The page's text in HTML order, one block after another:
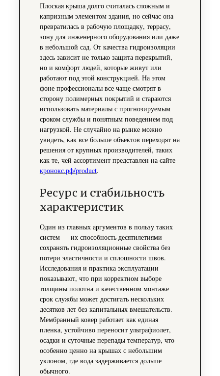
Плоская крыша долго считалась сложным и
капризным элементом здания, но сейчас она
превратилась в рабочую площадку, террасу,
зону для инженерного оборудования или даже
в небольшой сад. От качества гидроизоляции
здесь зависит не только защита перекрытий,
но и комфорт людей, которые живут или
работают под этой конструкцией. На этом
фоне профессионалы все чаще смотрят в
сторону полимерных покрытий и стараются
использовать материалы с прогнозируемым
сроком службы и понятным поведением под
нагрузкой. Не случайно на рынке можно
увидеть, как все больше объектов переходят на
решения от крупных производителей, таких
как те, чей ассортимент представлен на сайте
кронокс.рф/product.
Ресурс и стабильность
характеристик
Один из главных аргументов в пользу таких
систем — их способность десятилетиями
сохранять гидроизоляционные свойства без
потери эластичности и сплошности швов.
Исследования и практика эксплуатации
показывают, что при корректном выборе
толщины полотна и качественном монтаже
срок службы может достигать нескольких
десятков лет без капитальных вмешательств.
Мембранный ковер работает как единая
пленка, устойчиво переносит ультрафиолет,
осадки и суточные перепады температур, что
особенно ценно на крышах с небольшим
уклоном, где вода задерживается дольше
обычного.